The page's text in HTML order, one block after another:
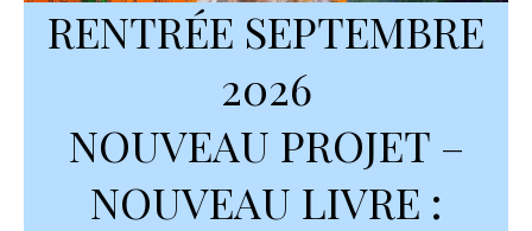
RENTRÉE SEPTEMBRE
2026
NOUVEAU PROJET –
NOUVEAU LIVRE :